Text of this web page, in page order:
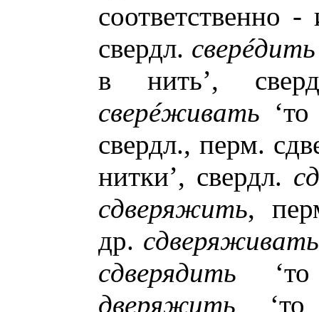
соответственно
свердл. сверéдить
в нить’,
сверéживать
свердл., перм.
нитки’, свердл.
сдверяжить,
др. сдверяживать
сдверядить
дверяжить